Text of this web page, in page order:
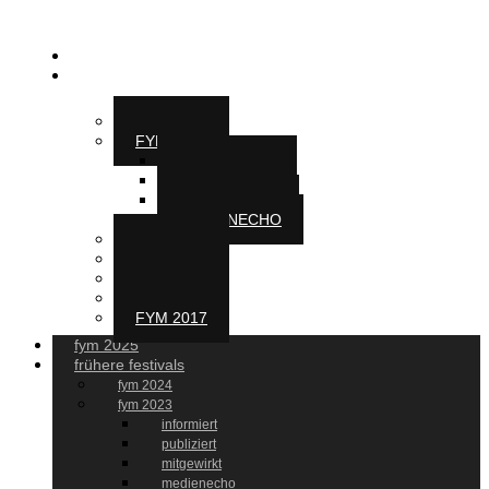
FYM 2023
MEDIENECHO
FYM 2017
fym 2025
frühere festivals
fym 2024
fym 2023
informiert
publiziert
mitgewirkt
medienecho